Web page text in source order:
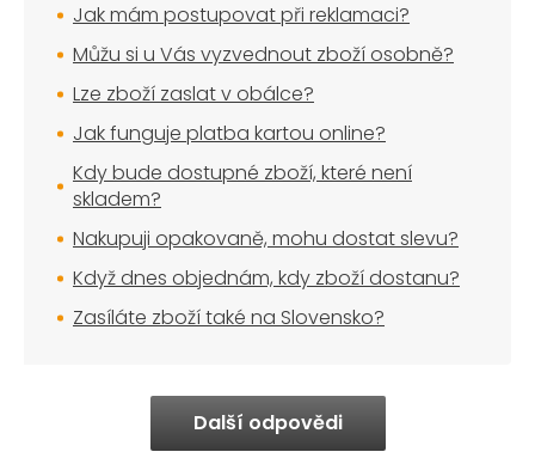
Jak mám postupovat při reklamaci?
Můžu si u Vás vyzvednout zboží osobně?
Lze zboží zaslat v obálce?
Jak funguje platba kartou online?
Kdy bude dostupné zboží, které není
skladem?
Nakupuji opakovaně, mohu dostat slevu?
Když dnes objednám, kdy zboží dostanu?
Zasíláte zboží také na Slovensko?
Další odpovědi